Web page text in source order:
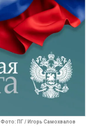
Фото: ПГ / Игорь Самохвалов